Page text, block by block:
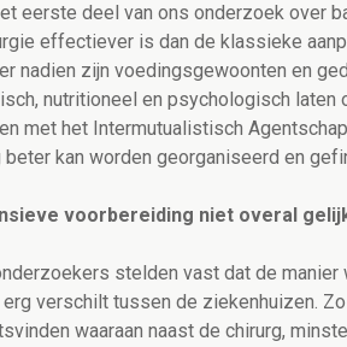
eerste deel van ons onderzoek over
effectiever is dan de klassieke
nadien zijn voedingsgewoonten en
nutritioneel en psychologisch laten
met het Intermutualistisch
beter kan worden georganiseerd en
voorbereiding niet overal
stelden vast dat de
erg verschilt tussen de ziekenhuizen.
waaraan naast de chirurg,